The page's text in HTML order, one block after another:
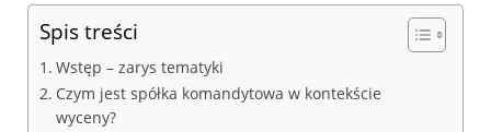
Spis treści
Wstęp – zarys tematyki
Czym jest spółka komandytowa w kontekście
wyceny?